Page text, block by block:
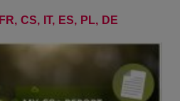
FR CS IT ES PL DE